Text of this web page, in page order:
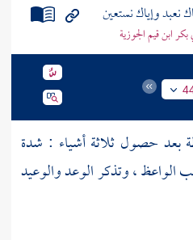
نعبد وإياك نستعين
ابن قيم الجوزية
بعد حصول ثلاثة أشياء : شدة
الواعظ ، وتذكر الوعد والوعيد